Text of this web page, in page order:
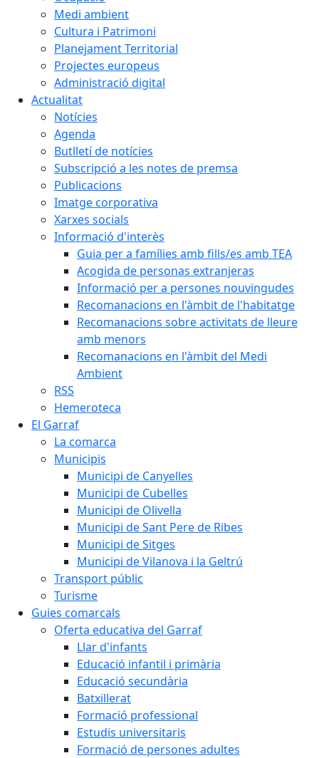
Medi ambient
Cultura i Patrimoni
Planejament Territorial
Projectes europeus
Administració digital
Actualitat
Notícies
Agenda
Butlletí de notícies
Subscripció a les notes de premsa
Publicacions
Imatge corporativa
Xarxes socials
Informació d'interès
Guia per a famílies amb fills/es amb TEA
Acogida de personas extranjeras
Informació per a persones nouvingudes
Recomanacions en l'àmbit de l'habitatge
Recomanacions sobre activitats de lleure
amb menors
Recomanacions en l'àmbit del Medi
Ambient
RSS
Hemeroteca
El Garraf
La comarca
Municipis
Municipi de Canyelles
Municipi de Cubelles
Municipi de Olivella
Municipi de Sant Pere de Ribes
Municipi de Sitges
Municipi de Vilanova i la Geltrú
Transport públic
Turisme
Guies comarcals
Oferta educativa del Garraf
Llar d'infants
Educació infantil i primària
Educació secundària
Batxillerat
Formació professional
Estudis universitaris
Formació de persones adultes